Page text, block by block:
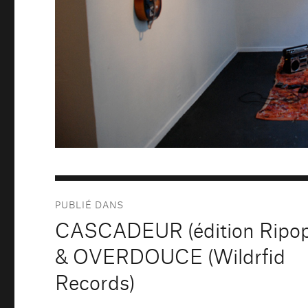
de
l’article
PUBLIÉ DANS
CASCADEUR (édition
& OVERDOUCE (Wildrfid
Records)